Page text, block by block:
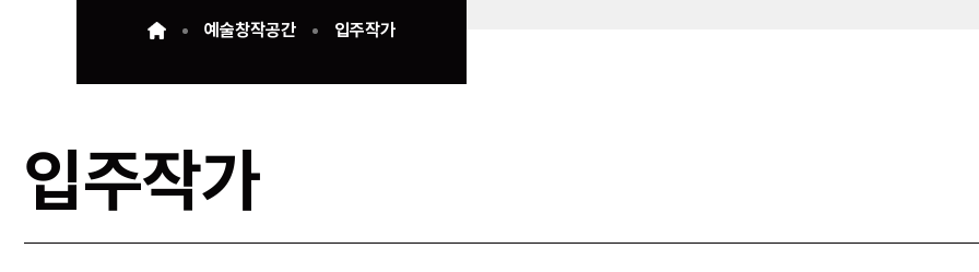
예술창작공간 입주작가
입주작가